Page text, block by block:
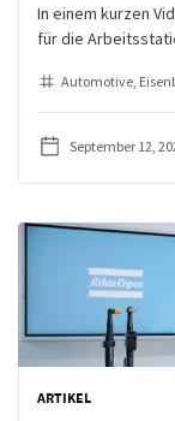
In einem kurzen
für die
Automotive
September 12,
ARTIKEL